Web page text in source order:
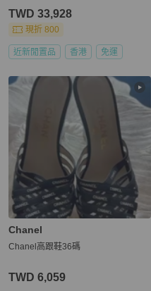
TWD 33,928
現折 800
近新閒置品 香港 免運
Chanel
Chanel高跟鞋36碼
TWD 6,059